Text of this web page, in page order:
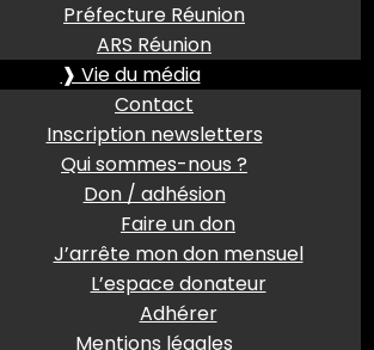
Préfecture Réunion
ARS Réunion
❱ Vie du média
Contact
Inscription newsletters
Qui sommes-nous ?
Don / adhésion
Faire un don
J’arrête mon don mensuel
L’espace donateur
Adhérer
Mentions légales